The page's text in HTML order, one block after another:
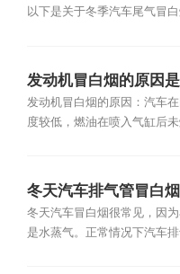
以下是关于冬季汽车尾气冒
发动机冒白烟的原因
发动机冒白烟的原因：汽车
度较低，燃油在喷入气缸后
冬天汽车排气管冒白
么？
冬天汽车冒白烟很常见，因
是水蒸气。正常情况下汽车